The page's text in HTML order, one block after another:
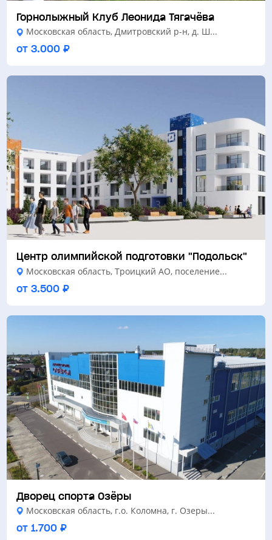
Горнолыжный Клуб Леонида Тягачёва
Московская область, Дмитровский р-н, д. Ш...
от 3.000 ₽
Центр олимпийской подготовки "Подольск"
Московская область, Троицкий АО, поселение...
от 3.500 ₽
Дворец спорта Озёры
Московская область, г.о. Коломна, г. Озеры...
от 1.700 ₽